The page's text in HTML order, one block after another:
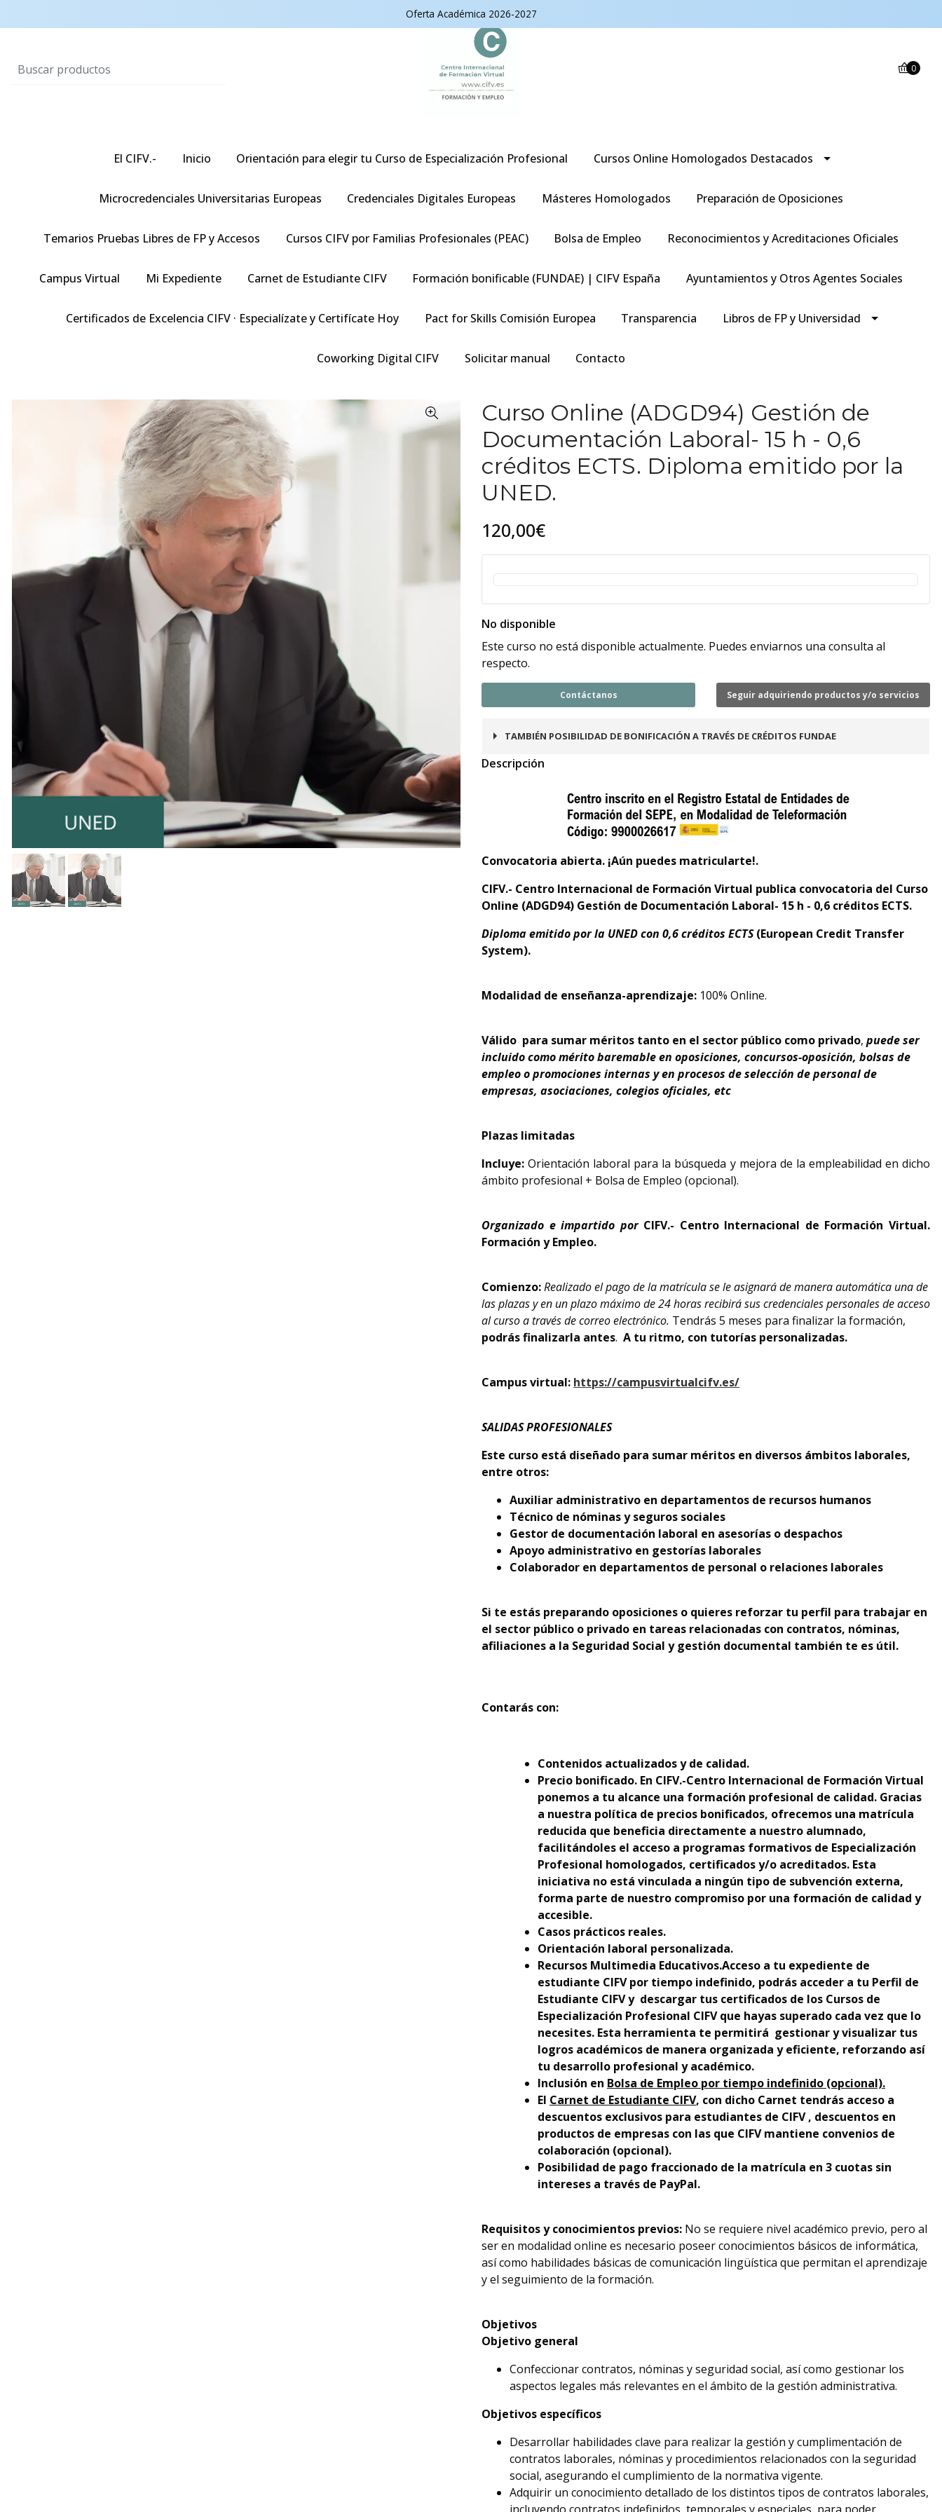
Oferta Académica 2026-2027
0
El CIFV.- Inicio Orientación para elegir tu Curso de Especialización Profesional Cursos Online Homologados Destacados
Microcredenciales Universitarias Europeas Credenciales Digitales Europeas Másteres Homologados Preparación de Oposiciones
Temarios Pruebas Libres de FP y Accesos Cursos CIFV por Familias Profesionales (PEAC) Bolsa de Empleo Reconocimientos y Acreditaciones Oficiales
Campus Virtual Mi Expediente Carnet de Estudiante CIFV Formación bonificable (FUNDAE) | CIFV España Ayuntamientos y Otros Agentes Sociales
Certificados de Excelencia CIFV · Especialízate y Certifícate Hoy Pact for Skills Comisión Europea Transparencia Libros de FP y Universidad
Coworking Digital CIFV Solicitar manual Contacto
Curso Online (ADGD94) Gestión de
Documentación Laboral- 15 h - 0,6
créditos ECTS. Diploma emitido por la
UNED.
120,00€
No disponible
Este curso no está disponible actualmente. Puedes enviarnos una consulta al
respecto.
Contáctanos Seguir adquiriendo productos y/o servicios
TAMBIÉN POSIBILIDAD DE BONIFICACIÓN A TRAVÉS DE CRÉDITOS FUNDAE
Descripción
Convocatoria abierta. ¡Aún puedes matricularte!.
CIFV.- Centro Internacional de Formación Virtual publica convocatoria del Curso
Online (ADGD94) Gestión de Documentación Laboral- 15 h - 0,6 créditos ECTS.
Diploma emitido por la UNED con 0,6 créditos ECTS(European Credit Transfer
System).
Modalidad de enseñanza-aprendizaje: 100% Online.
Válido para sumar méritos tanto en el sector público como privado, puede ser
incluido como mérito baremable en oposiciones, concursos-oposición, bolsas de
empleo o promociones internas y en procesos de selección de personal de
empresas, asociaciones, colegios oficiales, etc
Plazas limitadas
Incluye:Orientación laboral para la búsqueda y mejora de la empleabilidad en dicho
ámbito profesional + Bolsa de Empleo (opcional).
Organizado e impartido por CIFV.- Centro Internacional de Formación Virtual.
Formación y Empleo.
Comienzo:Realizado el pago de la matrícula se le asignará de manera automática una de
las plazas y en un plazo máximo de 24 horas recibirá sus credenciales personales de acceso
al curso a través de correo electrónico. Tendrás 5 meses para finalizar la formación,
podrás finalizarla antes. A tu ritmo, con tutorías personalizadas.
Campus virtual: https://campusvirtualcifv.es/
SALIDAS PROFESIONALES
Este curso está diseñado para sumar méritos en diversos ámbitos laborales,
entre otros:
Auxiliar administrativo en departamentos de recursos humanos
Técnico de nóminas y seguros sociales
Gestor de documentación laboral en asesorías o despachos
Apoyo administrativo en gestorías laborales
Colaborador en departamentos de personal o relaciones laborales
Si te estás preparando oposiciones o quieres reforzar tu perfil para trabajar en
el sector público o privado en tareas relacionadas con contratos, nóminas,
afiliaciones a la Seguridad Social y gestión documental también te es útil.
Contarás con:
Contenidos actualizados y de calidad.
Precio bonificado. En CIFV.-Centro Internacional de Formación Virtual
ponemos a tu alcance una formación profesional de calidad. Gracias
a nuestra política de precios bonificados, ofrecemos una matrícula
reducida que beneficia directamente a nuestro alumnado,
facilitándoles el acceso a programas formativos de Especialización
Profesional homologados, certificados y/o acreditados. Esta
iniciativa no está vinculada a ningún tipo de subvención externa,
forma parte de nuestro compromiso por una formación de calidad y
accesible.
Casos prácticos reales.
Orientación laboral personalizada.
Recursos Multimedia Educativos.Acceso a tu expediente de
estudiante CIFV por tiempo indefinido, podrás acceder a tu Perfil de
Estudiante CIFV y descargar tus certificados de los Cursos de
Especialización Profesional CIFV que hayas superado cada vez que lo
necesites. Esta herramienta te permitirá gestionar y visualizar tus
logros académicos de manera organizada y eficiente, reforzando así
tu desarrollo profesional y académico.
Inclusión en Bolsa de Empleo por tiempo indefinido (opcional).
El Carnet de Estudiante CIFV, con dicho Carnet tendrás acceso a
descuentos exclusivos para estudiantes de CIFV , descuentos en
productos de empresas con las que CIFV mantiene convenios de
colaboración (opcional).
Posibilidad de pago fraccionado de la matrícula en 3 cuotas sin
intereses a través de PayPal.
Requisitos y conocimientos previos: No se requiere nivel académico previo, pero al
ser en modalidad online es necesario poseer conocimientos básicos de informática,
así como habilidades básicas de comunicación lingüística que permitan el aprendizaje
y el seguimiento de la formación.
Objetivos
Objetivo general
Confeccionar contratos, nóminas y seguridad social, así como gestionar los
aspectos legales más relevantes en el ámbito de la gestión administrativa.
Objetivos específicos
Desarrollar habilidades clave para realizar la gestión y cumplimentación de
contratos laborales, nóminas y procedimientos relacionados con la seguridad
social, asegurando el cumplimiento de la normativa vigente.
Adquirir un conocimiento detallado de los distintos tipos de contratos laborales,